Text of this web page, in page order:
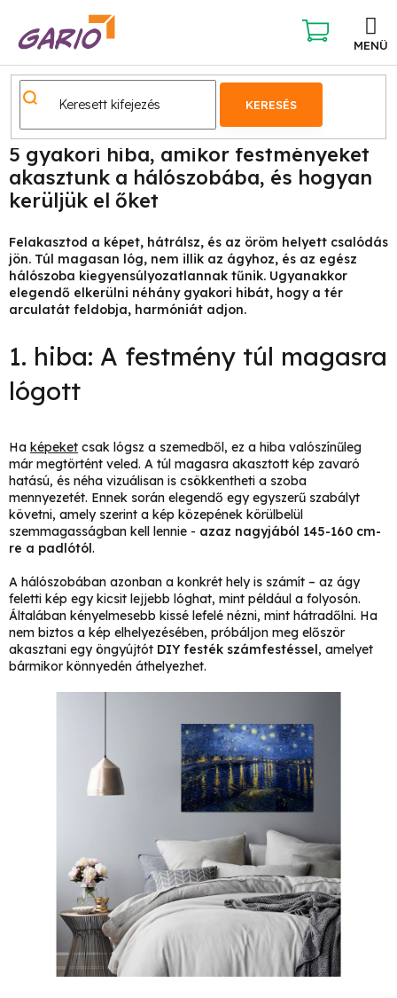
KERESÉS
KOSÁR
5 gyakori hiba, amikor festményeket
akasztunk a hálószobába, és hogyan
kerüljük el őket
Felakasztod a képet, hátrálsz, és az öröm helyett csalódás
jön. Túl magasan lóg, nem illik az ágyhoz, és az egész
hálószoba kiegyensúlyozatlannak tűnik. Ugyanakkor
elegendő elkerülni néhány gyakori hibát, hogy a tér
arculatát feldobja, harmóniát adjon.
1. hiba: A festmény túl magasra
lógott
Ha képeket csak lógsz a szemedből, ez a hiba valószínűleg
már megtörtént veled. A túl magasra akasztott kép zavaró
hatású, és néha vizuálisan is csökkentheti a szoba
mennyezetét. Ennek során elegendő egy egyszerű szabályt
követni, amely szerint a kép közepének körülbelül
szemmagasságban kell lennie - azaz nagyjából 145-160 cm-
re a padlótól.
A hálószobában azonban a konkrét hely is számít – az ágy
feletti kép egy kicsit lejjebb lóghat, mint például a folyosón.
Általában kényelmesebb kissé lefelé nézni, mint hátradőlni. Ha
nem biztos a kép elhelyezésében, próbáljon meg először
akasztani egy öngyújtót DIY festék számfestéssel, amelyet
bármikor könnyedén áthelyezhet.